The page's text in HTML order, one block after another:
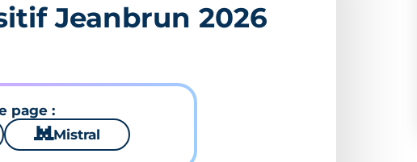
Jeanbrun 2026
page :
🐱 Mistral